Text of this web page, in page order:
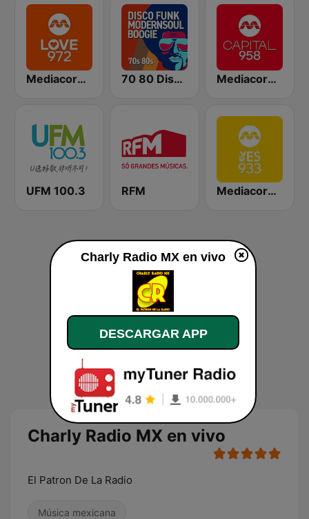
Mediacorp LOVE 972 70 80 Disco Funk ModernSoul e Boogie Mediacorp CAPITAL 958
UFM 100.3 RFM Mediacorp YES 933
Charly Radio MX en vivo
El Patron De La Radio
Música mexicana
Charly Radio MX en vivo
DESCARGAR APP